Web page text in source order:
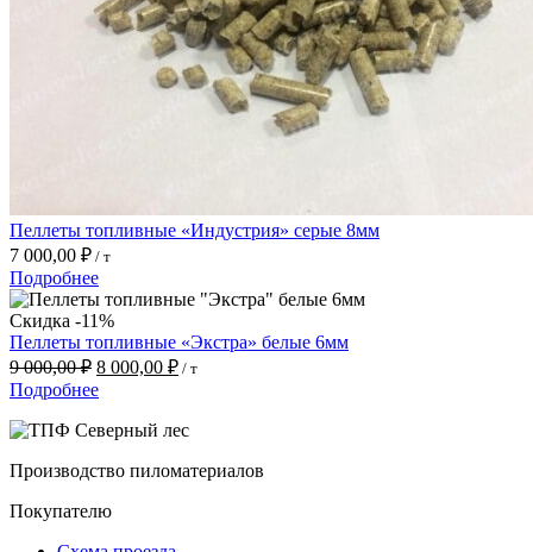
Пеллеты топливные «Индустрия» серые 8мм
7 000,00 ₽ / т
Подробнее
Скидка -11%
Пеллеты топливные «Экстра» белые 6мм
9 000,00₽ Первоначальная
цена
составляла
9
8 000,00 ₽Текущая
000,00 ₽.
/ т
Подробнее
Производство пиломатериалов
Покупателю